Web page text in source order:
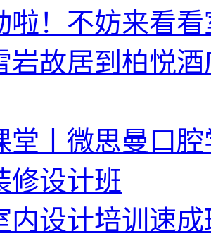
啦！不妨来看
岩故居到柏悦
堂丨微思曼口
修设计班
内设计培训速成